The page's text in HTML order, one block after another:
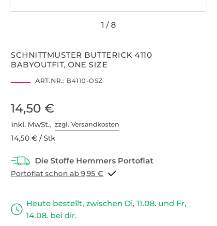
SCHNITTMUSTER BUTTERICK 4110
BABYOUTFIT, ONE SIZE
ART.NR.: B4110-OSZ
14,50 €
inkl. MwSt.,zzgl. Versandkosten
14,50 € / Stk
Portoflat schon ab 9,95 €
Heute bestellt, zwischen Di, 11.08. und Fr,
14.08. bei dir.